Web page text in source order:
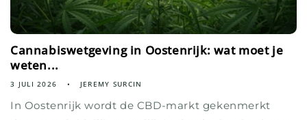
Cannabiswetgeving in Oostenrijk: wat moet je
weten...
3 JULI 2026 JEREMY SURCIN
In Oostenrijk wordt de CBD-markt gekenmerkt